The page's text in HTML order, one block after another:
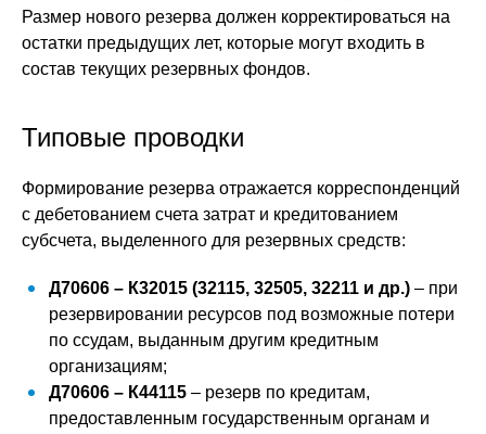
Размер нового резерва должен корректироваться на
остатки предыдущих лет, которые могут входить в
состав текущих резервных фондов.
Типовые проводки
Формирование резерва отражается корреспонденций
с дебетованием счета затрат и кредитованием
субсчета, выделенного для резервных средств:
Д70606 – К32015 (32115, 32505, 32211 и др.) – при
резервировании ресурсов под возможные потери
по ссудам, выданным другим кредитным
организациям;
Д70606 – К44115 – резерв по кредитам,
предоставленным государственным органам и